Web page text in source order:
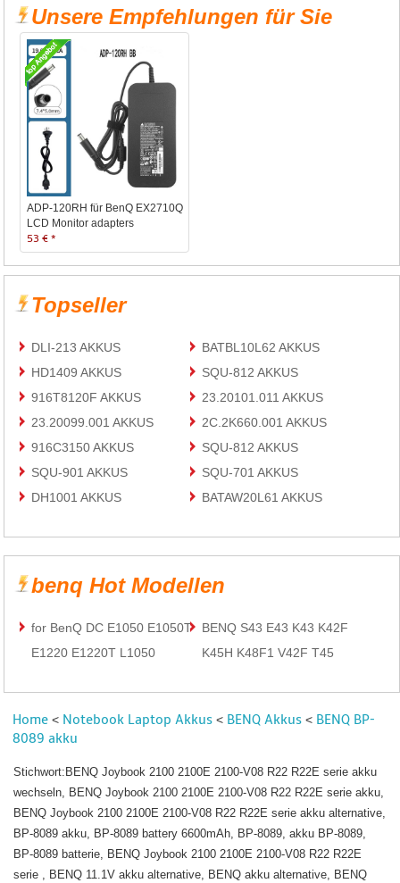
Unsere Empfehlungen für Sie
ADP-120RH für BenQ EX2710Q
LCD Monitor adapters
53 € *
Topseller
DLI-213 AKKUS
BATBL10L62 AKKUS
HD1409 AKKUS
SQU-812 AKKUS
916T8120F AKKUS
23.20101.011 AKKUS
23.20099.001 AKKUS
2C.2K660.001 AKKUS
916C3150 AKKUS
SQU-812 AKKUS
SQU-901 AKKUS
SQU-701 AKKUS
DH1001 AKKUS
BATAW20L61 AKKUS
benq Hot Modellen
for BenQ DC E1050 E1050T
E1220 E1220T L1050
BENQ S43 E43 K43 K42F
K45H K48F1 V42F T45
Home < Notebook Laptop Akkus < BENQ Akkus < BENQ BP-
8089 akku
Stichwort:BENQ Joybook 2100 2100E 2100-V08 R22 R22E serie akku
wechseln, BENQ Joybook 2100 2100E 2100-V08 R22 R22E serie akku,
BENQ Joybook 2100 2100E 2100-V08 R22 R22E serie akku alternative,
BP-8089 akku, BP-8089 battery 6600mAh, BP-8089, akku BP-8089,
BP-8089 batterie, BENQ Joybook 2100 2100E 2100-V08 R22 R22E
serie , BENQ 11.1V akku alternative, BENQ akku alternative, BENQ